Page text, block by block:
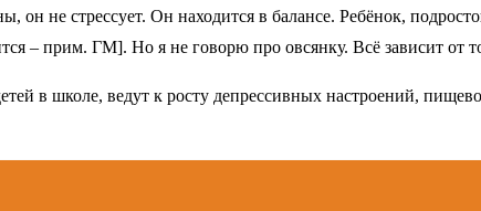
он не стрессует. Он находится в балансе. Ребёнок,
– прим. ГМ]. Но я не говорю про овсянку. Всё зависит от
в школе, ведут к росту депрессивных настроений,